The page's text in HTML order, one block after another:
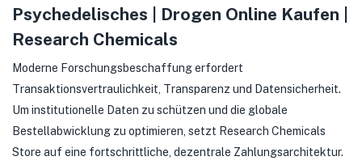
Psychedelisches | Drogen Online Kaufen |
Research Chemicals
Moderne Forschungsbeschaffung erfordert
Transaktionsvertraulichkeit, Transparenz und Datensicherheit.
Um institutionelle Daten zu schützen und die globale
Bestellabwicklung zu optimieren, setzt Research Chemicals
Store auf eine fortschrittliche, dezentrale Zahlungsarchitektur.